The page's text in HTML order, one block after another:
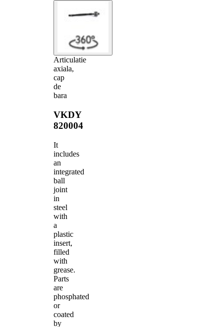
Articulatie
axiala,
cap
de
bara
VKDY
820004
It
includes
an
integrated
ball
joint
in
steel
with
a
plastic
insert,
filled
with
grease.
Parts
are
phosphated
or
coated
by